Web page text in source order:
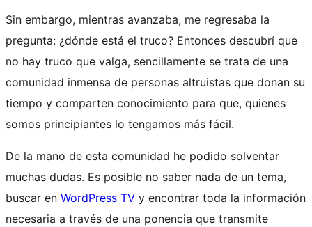
Sin embargo, mientras avanzaba, me regresaba la
pregunta: ¿dónde está el truco? Entonces descubrí que
no hay truco que valga, sencillamente se trata de una
comunidad inmensa de personas altruistas que donan su
tiempo y comparten conocimiento para que, quienes
somos principiantes lo tengamos más fácil.
De la mano de esta comunidad he podido solventar
muchas dudas. Es posible no saber nada de un tema,
buscar en WordPress TV y encontrar toda la información
necesaria a través de una ponencia que transmite